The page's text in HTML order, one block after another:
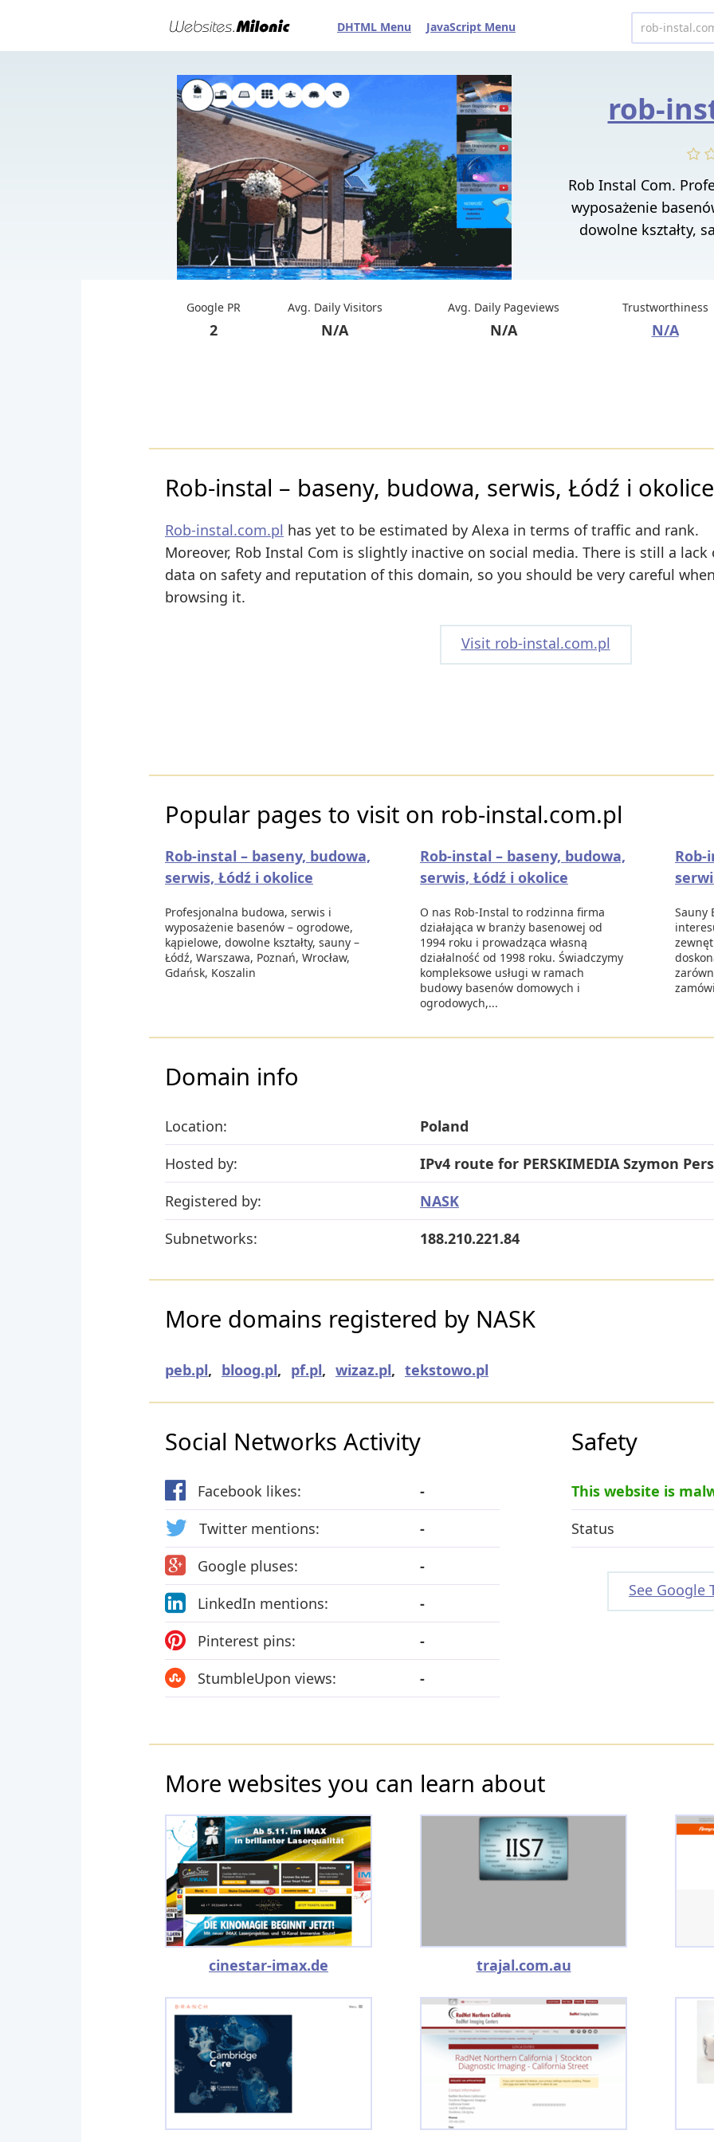
DHTML Menu JavaScript Menu
rob-
Rob Instal Com.
wyposażenie
dowolne kształty,
Google PR
2
Avg. Daily Visitors
N/A
Avg. Daily Pageviews
N/A
Trustworthiness
N/A
Rob-instal – baseny, budowa, serwis, Łódź i okolice
Rob-instal.com.pl has yet to be estimated by Alexa in terms of traffic and rank.
Moreover, Rob Instal Com is slightly inactive on social media. There is still a lack
data on safety and reputation of this domain, so you should be very careful
browsing it.
Visit rob-instal.com.pl
Popular pages to visit on rob-instal.com.pl
Rob-instal – baseny, budowa,
serwis, Łódź i okolice
Profesjonalna budowa, serwis i
wyposażenie basenów – ogrodowe,
kąpielowe, dowolne kształty, sauny –
Łódź, Warszawa, Poznań, Wrocław,
Gdańsk, Koszalin
Rob-instal – baseny, budowa,
serwis, Łódź i okolice
O nas Rob-Instal to rodzinna firma
działająca w branży basenowej od
1994 roku i prowadząca własną
działalność od 1998 roku. Świadczymy
kompleksowe usługi w ramach
budowy basenów domowych i
ogrodowych,...
Rob-
Sauny
Domain info
Location:
Poland
Hosted by:
IPv4 route for PERSKIMEDIA Szymon
Registered by:
NASK
Subnetworks:
188.210.221.84
More domains registered by NASK
peb.pl, bloog.pl, pf.pl, wizaz.pl, tekstowo.pl
Social Networks Activity
Facebook likes:
-
Twitter mentions:
-
Google pluses:
-
LinkedIn mentions:
-
Pinterest pins:
-
StumbleUpon views:
-
Safety
This website is
Status
See Google
More websites you can learn about
cinestar-imax.de trajal.com.au